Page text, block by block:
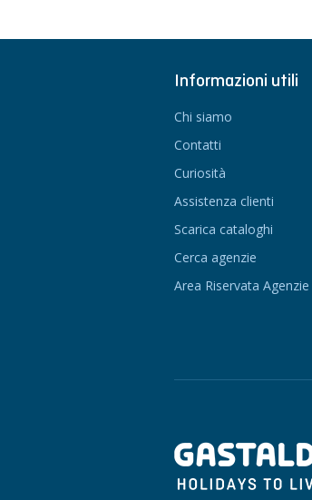
Informazioni utili
Chi siamo
Contatti
Curiosità
Assistenza clienti
Scarica cataloghi
Cerca agenzie
Area Riservata Agenzie